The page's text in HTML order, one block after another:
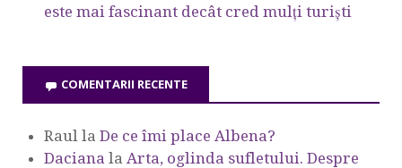
este mai fascinant decât cred mulți turiști
COMENTARII RECENTE
Raul la De ce îmi place Albena?
Daciana la Arta, oglinda sufletului. Despre